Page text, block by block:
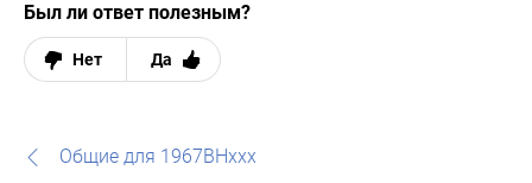
Был ли ответ полезным?
Нет Да
Общие для 1967ВНххх